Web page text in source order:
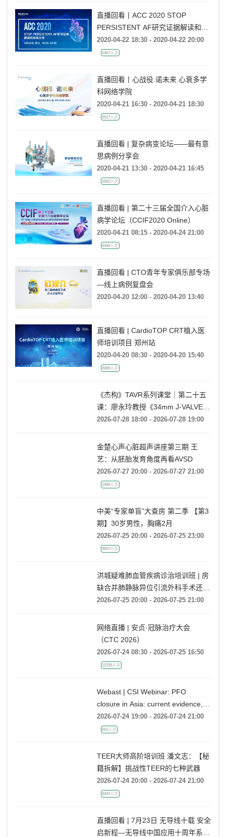
直播回看丨ACC 2020 STOP
PERSISTENT AF研究证据解读和经
验分享
2020-04-22 18:30 - 2020-04-22 20:00
1467人次
直播回看丨心战役.诺未来 心衰多学
科网络学院
2020-04-21 16:30 - 2020-04-21 18:30
2517人次
直播回看 | 复杂病变论坛——最有意
思病例分享会
2020-04-21 13:30 - 2020-04-21 16:45
1581人次
直播回看 | 第二十三届全国介入心脏
病学论坛（CCIF2020 Online）
2020-04-21 08:15 - 2020-04-24 21:00
6340人次
直播回看 | CTO青年专家俱乐部专场
—线上病例复盘会
2020-04-20 12:00 - 2020-04-20 13:40
直播回看 | CardioTOP CRT植入医
师培训项目 郑州站
2020-04-20 08:30 - 2020-04-20 15:40
3268人次
《杰构》TAVR系列课堂｜第二十五
课：廖永玲教授《34mm J-VALVE
TF 治疗超大瓣环AR的实战经验》
2026-07-28 18:00 - 2026-07-28 19:00
金楚心声心脏超声讲座第三期 王
艺：从胚胎发育角度再看AVSD
2026-07-27 20:00 - 2026-07-27 21:00
1460人次
中美“专家单盲”大查房 第二季 【第3
期】30岁男性，胸痛2月
2026-07-25 20:00 - 2026-07-25 23:00
3057人次
洪城疑难肺血管疾病诊治培训班 | 房
缺合并肺静脉异位引流外科手术还是
药物保守治疗?
2026-07-25 20:00 - 2026-07-25 21:00
网络直播 | 安贞·冠脉治疗大会
（CTC 2026）
2026-07-24 08:30 - 2026-07-25 16:50
12725人次
Webast | CSI Webinar: PFO
closure in Asia: current evidence,
emerging indications and future
directions
2026-07-24 19:00 - 2026-07-24 21:00
661人次
TEER大师高阶培训班 潘文志：【秘
籍拆解】挑战性TEER的七种武器
2026-07-24 20:00 - 2026-07-24 21:00
9447人次
直播回看 | 7月23日 无导线十载 安全
启新程—无导线中国应用十周年系列